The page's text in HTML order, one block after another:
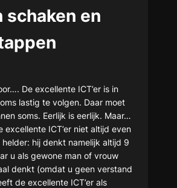
schaken en
De excellente ICT’er is in
lastig te volgen. Daar moet
soms. Eerlijk is eerlijk. Maar…
excellente ICT’er niet altijd even
hij denkt namelijk altijd 9
u als gewone man of vrouw
denkt (omdat u geen verstand
de excellente ICT’er als